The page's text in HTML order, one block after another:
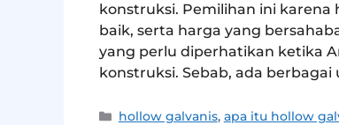
konstruksi. Pemilihan ini
baik, serta harga yang
yang perlu diperhatikan ketika
konstruksi. Sebab, ada
hollow galvanis, apa itu hollow